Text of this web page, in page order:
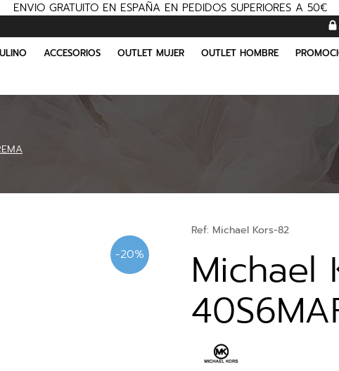
ENVIO GRATUITO EN ESPAÑA EN PEDIDOS SUPERIORES A 50€
ACCESORIOS OUTLET MUJER OUTLET HOMBRE
-20%
Ref: Michael Kors-82
Michael